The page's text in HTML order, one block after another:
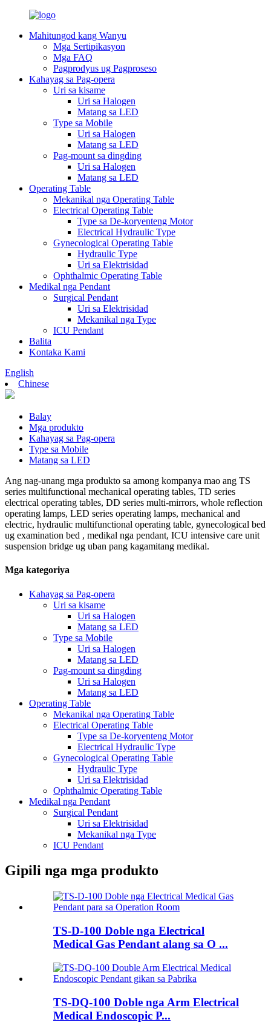
Mahitungod kang Wanyu
Mga Sertipikasyon
Mga FAQ
Pagprodyus ug Pagproseso
Kahayag sa Pag-opera
Uri sa kisame
Uri sa Halogen
Matang sa LED
Type sa Mobile
Uri sa Halogen
Matang sa LED
Pag-mount sa dingding
Uri sa Halogen
Matang sa LED
Operating Table
Mekanikal nga Operating Table
Electrical Operating Table
Type sa De-koryenteng Motor
Electrical Hydraulic Type
Gynecological Operating Table
Hydraulic Type
Uri sa Elektrisidad
Ophthalmic Operating Table
Medikal nga Pendant
Surgical Pendant
Uri sa Elektrisidad
Mekanikal nga Type
ICU Pendant
Balita
Kontaka Kami
English
Chinese
Balay
Mga produkto
Kahayag sa Pag-opera
Type sa Mobile
Matang sa LED
Ang nag-unang mga produkto sa among kompanya mao ang TS
series multifunctional mechanical operating tables, TD series
electrical operating tables, DD series multi-mirrors, whole reflection
operating lamps, LED series operating lamps, mechanical and
electric, hydraulic multifunctional operating table, gynecological bed
ug examination bed , medikal nga pendant, ICU intensive care unit
suspension bridge ug uban pang kagamitang medikal.
Mga kategoriya
Kahayag sa Pag-opera
Uri sa kisame
Uri sa Halogen
Matang sa LED
Type sa Mobile
Uri sa Halogen
Matang sa LED
Pag-mount sa dingding
Uri sa Halogen
Matang sa LED
Operating Table
Mekanikal nga Operating Table
Electrical Operating Table
Type sa De-koryenteng Motor
Electrical Hydraulic Type
Gynecological Operating Table
Hydraulic Type
Uri sa Elektrisidad
Ophthalmic Operating Table
Medikal nga Pendant
Surgical Pendant
Uri sa Elektrisidad
Mekanikal nga Type
ICU Pendant
Gipili nga mga produkto
TS-D-100 Doble nga Electrical
Medical Gas Pendant alang sa O ...
TS-DQ-100 Doble nga Arm Electrical
Medical Endoscopic P...